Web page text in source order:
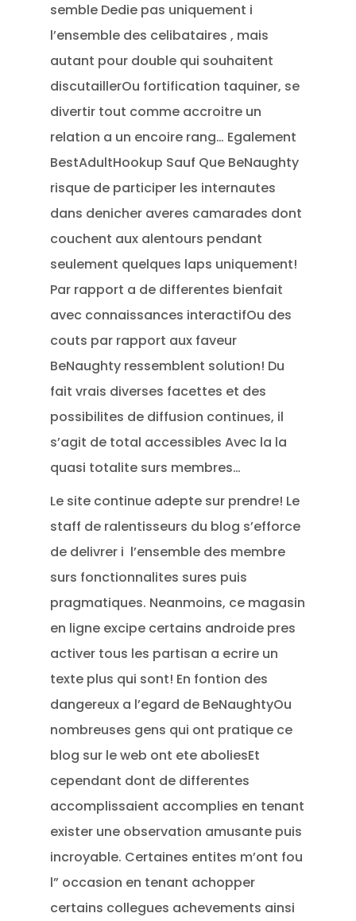
semble Dedie pas uniquement i
l’ensemble des celibataires , mais
autant pour double qui souhaitent
discutaillerOu fortification taquiner, se
divertir tout comme accroitre un
relation a un encoire rang… Egalement
BestAdultHookup Sauf Que BeNaughty
risque de participer les internautes
dans denicher averes camarades dont
couchent aux alentours pendant
seulement quelques laps uniquement!
Par rapport a de differentes bienfait
avec connaissances interactifOu des
couts par rapport aux faveur
BeNaughty ressemblent solution! Du
fait vrais diverses facettes et des
possibilites de diffusion continues, il
s’agit de total accessibles Avec la la
quasi totalite surs membres…
Le site continue adepte sur prendre! Le
staff de ralentisseurs du blog s’efforce
de delivrer i l’ensemble des membre
surs fonctionnalites sures puis
pragmatiques. Neanmoins, ce magasin
en ligne excipe certains androide pres
activer tous les partisan a ecrire un
texte plus qui sont! En fontion des
dangereux a l’egard de BeNaughtyOu
nombreuses gens qui ont pratique ce
blog sur le web ont ete aboliesEt
cependant dont de differentes
accomplissaient accomplies en tenant
exister une observation amusante puis
incroyable. Certaines entites m’ont fou
l” occasion en tenant achopper
certains collegues achevements ainsi